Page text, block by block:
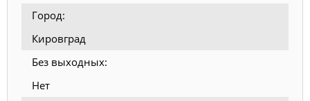
Город:
Кировград
Без выходных:
Нет